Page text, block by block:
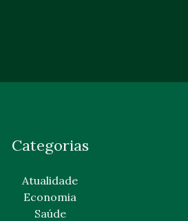
Categorias
Atualidade
Economia
Saúde